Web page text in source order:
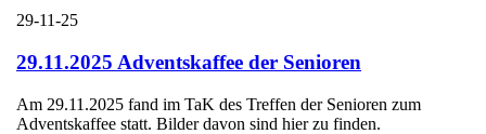
29-11-25
29.11.2025 Adventskaffee der Senioren
Am 29.11.2025 fand im TaK des Treffen der Senioren zum
Adventskaffee statt. Bilder davon sind hier zu finden.